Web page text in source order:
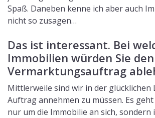
Spaß. Daneben kenne ich aber auch
nicht so zusagen…
Das ist interessant. Bei
Immobilien würden Sie
Vermarktungsauftrag
Mittlerweile sind wir in der glücklichen
Auftrag annehmen zu müssen. Es
nur um die Immobilie an sich, sondern